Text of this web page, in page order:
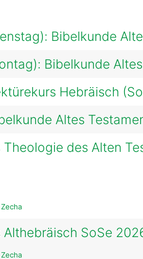
Bibelkunde
Bibelkunde
Hebräisch
Altes
Theologie des Alten
Althebräisch SoSe